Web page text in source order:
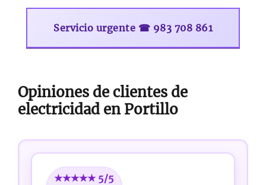
Servicio urgente ☎ 983 708 861
Opiniones de clientes de
electricidad en Portillo
★★★★★ 5/5